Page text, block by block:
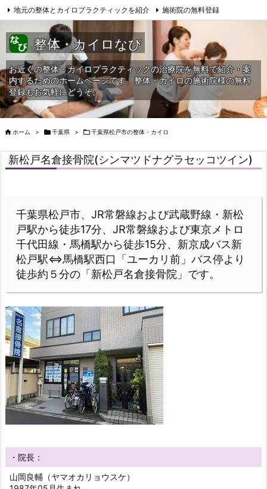
地元の整体とカイロプラクティックを紹介 施術院の無料登録
サイトマップ 当HPへの問合せ
整体・カイロなび
お近くの整体・カイロプラクティックの治療院を無料で紹介・案
内するためのホームページです。整体・カイロの施術院様の無料
登録もお気軽にどうぞ。
 ホーム > 千葉県 > 千葉県松戸市の整体・カイロ
新松戸名倉接骨院(シンマツドナグラセッコツイン)
千葉県松戸市、JR常磐線および武蔵野線・新松
戸駅から徒歩17分、JR常磐線および東京メトロ
千代田線・馬橋駅から徒歩15分、新京成バス新
松戸駅⇔馬橋駅西口「ユーカリ前」バス停より
徒歩約５分の「新松戸名倉接骨院」です。
・院長：
山岡良輔（ヤマオカリョウスケ）